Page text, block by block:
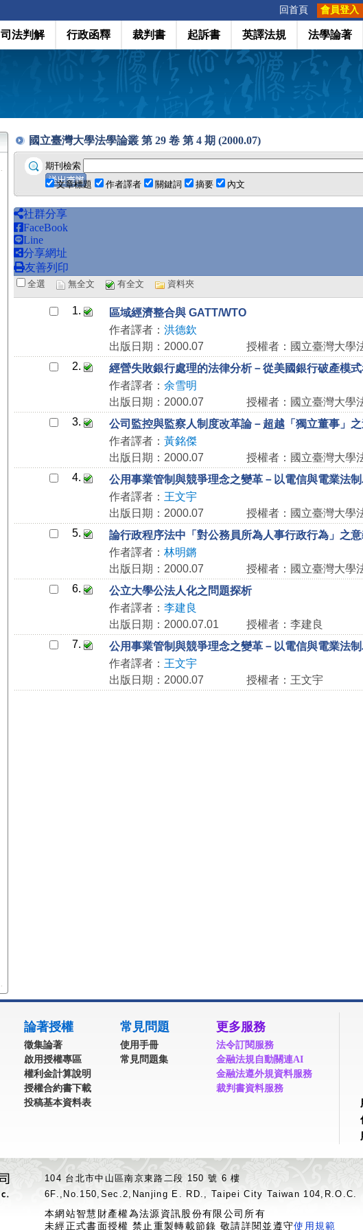
回首頁 會員登入
司法判解 行政函釋 裁判書 起訴書 英譯法規 法學論著
國立臺灣大學法學論叢 第 29 卷 第 4 期 (2000.07)
期刊檢索
文章標題
作者譯者 關鍵詞 摘要 內文
社群分享
FaceBook
Line
分享網址
友善列印
全選 無全文 有全文 資料夾
1.
區域經濟整合與 GATT/WTO
作者譯者： 洪德欽
出版日期：2000.07
授權者：國立臺灣大學
2.
經營失敗銀行處理的法律分析－從美國銀行破產模
作者譯者： 余雪明
出版日期：2000.07
授權者：國立臺灣大學
3.
公司監控與監察人制度改革論－超越「獨立董事」
作者譯者： 黃銘傑
出版日期：2000.07
授權者：國立臺灣大學
4.
公用事業管制與競爭理念之變革－以電信與電業法
作者譯者： 王文宇
出版日期：2000.07
授權者：國立臺灣大學
5.
論行政程序法中「對公務員所為人事行政行為」之
作者譯者： 林明鏘
出版日期：2000.07
授權者：國立臺灣大學
6.
公立大學公法人化之問題探析
作者譯者： 李建良
出版日期：2000.07.01
授權者：李建良
7.
公用事業管制與競爭理念之變革－以電信與電業法
作者譯者： 王文宇
出版日期：2000.07
授權者：王文宇
論著授權
徵集論著
啟用授權專區
權利金計算說明
授權合約書下載
投稿基本資料表
常見問題
使用手冊
常見問題集
更多服務
法令訂閱服務
金融法規自動關連AI
金融法遵外規資料服務
裁判書資料服務
104 台北市中山區南京東路二段 150 號 6 樓
6F.,No.150,Sec.2,Nanjing E. RD., Taipei City Taiwan 104,R.O.C.
本網站智慧財產權為法源資訊股份有限公司所有
未經正式書面授權 禁止重製轉載節錄 敬請詳閱並遵守使用規範